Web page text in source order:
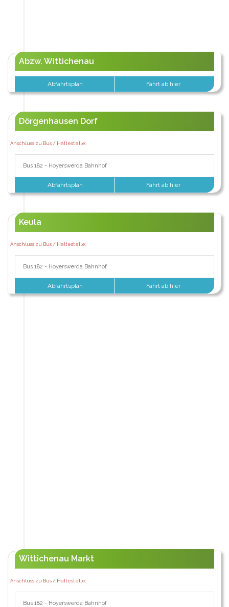
Abzw. Wittichenau
Abfahrtsplan Fahrt ab hier
Dörgenhausen Dorf
Anschluss zu Bus / Haltestelle:
Bus 182 - Hoyerswerda Bahnhof
Abfahrtsplan Fahrt ab hier
Keula
Anschluss zu Bus / Haltestelle:
Bus 182 - Hoyerswerda Bahnhof
Abfahrtsplan Fahrt ab hier
Wittichenau Markt
Anschluss zu Bus / Haltestelle:
Bus 182 - Hoyerswerda Bahnhof